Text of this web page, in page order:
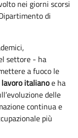
nei giorni scorsi
di
settore - ha
a fuoco le
italianoe ha
delle
continua e
più